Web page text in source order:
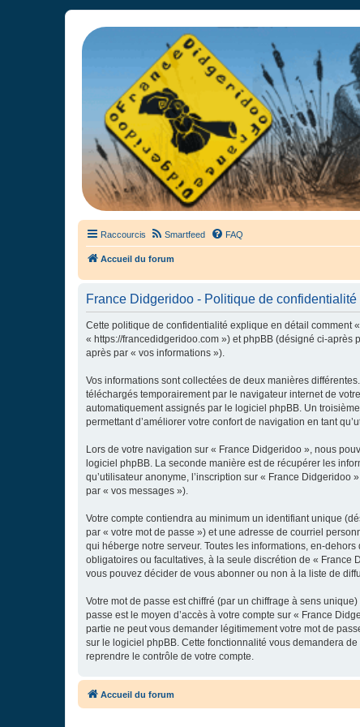
France Didgeridoo
Didgeridoo et Guimbarde sur France Didgeridoo - retrouvez la
Raccourcis Smartfeed FAQ
Accueil du forum
France Didgeridoo - Politique de confidentialité
Cette politique de confidentialité explique en détail comment
« https://francedidgeridoo.com ») et phpBB (désigné ci-
après par « vos informations »).
Vos informations sont collectées de deux manières
téléchargés temporairement par le navigateur internet de
automatiquement assignés par le logiciel phpBB. Un
permettant d’améliorer votre confort de navigation en tant
Lors de votre navigation sur « France Didgeridoo », nous
logiciel phpBB. La seconde manière est de récupérer les
qu’utilisateur anonyme, l’inscription sur « France
par « vos messages »).
Votre compte contiendra au minimum un identifiant unique
par « votre mot de passe ») et une adresse de courriel
qui héberge notre serveur. Toutes les informations, en-
obligatoires ou facultatives, à la seule discrétion de « France
vous pouvez décider de vous abonner ou non à la liste de
Votre mot de passe est chiffré (par un chiffrage à sens
passe est le moyen d’accès à votre compte sur « France
partie ne peut vous demander légitimement votre mot de
sur le logiciel phpBB. Cette fonctionnalité vous demandera
reprendre le contrôle de votre compte.
Accueil du forum